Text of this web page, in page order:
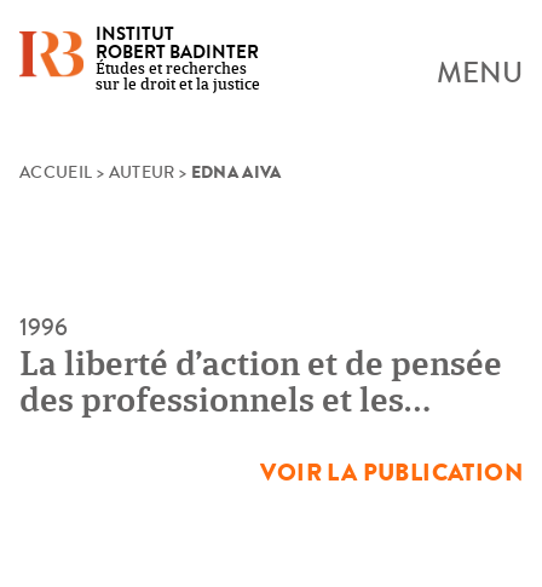
Skip
INSTITUT
ROBERT BADINTER
Études et recherches
sur le droit et la justice
MENU
ACCUEIL > AUTEUR > EDNA AIVA
1996
La liberté d’action et de pensée
des professionnels et les
VOIR LA PUBLICATION